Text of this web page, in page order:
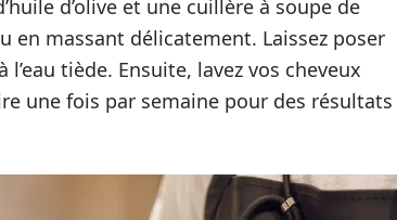
d’olive et une cuillère à soupe de
en massant délicatement. Laissez poser
tiède. Ensuite, lavez vos cheveux
une fois par semaine pour des résultats